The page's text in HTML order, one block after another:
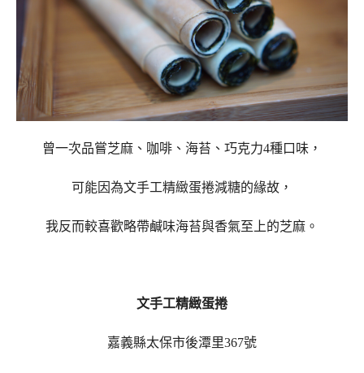
曾一次品嘗芝麻、咖啡、海苔、巧克力4種口味，
可能因為文手工精緻蛋捲減糖的緣故，
我反而較喜歡略帶鹹味海苔與香氣至上的芝麻。
文手工精緻蛋捲
嘉義縣太保市後潭里367號